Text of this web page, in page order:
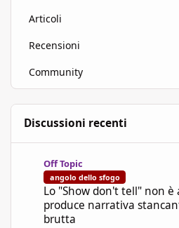
Articoli
Recensioni
Community
Discussioni recenti
Off Topic
angolo dello sfogo
Lo "Show don't tell" non
produce narrativa
brutta